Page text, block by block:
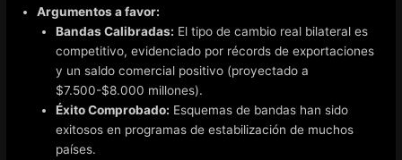
Argumentos a favor:
Bandas Calibradas: El tipo de cambio real bilateral es
competitivo, evidenciado por récords de exportaciones
y un saldo comercial positivo (proyectado a
$7.500-$8.000 millones).
Éxito Comprobado: Esquemas de bandas han sido
exitosos en programas de estabilización de muchos
países.